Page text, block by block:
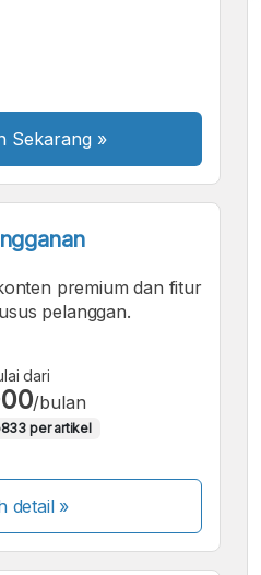
Besar
Sekarang »
premium dan fitur
pelanggan.
dari
/bulan
per artikel
detail »